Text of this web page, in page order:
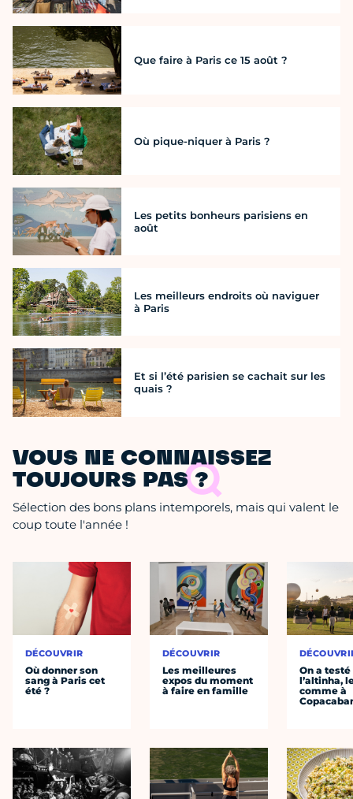
Que faire à Paris ce 15 août ?
Où pique-niquer à Paris ?
Les petits bonheurs parisiens en
août
Les meilleurs endroits où naviguer
à Paris
Et si l’été parisien se cachait sur les
quais ?
VOUS NE CONNAISSEZ
TOUJOURS PAS ?
Sélection des bons plans intemporels, mais qui valent le
coup toute l'année !
DÉCOUVRIR
Où donner son
sang à Paris cet
été ?
DÉCOUVRIR
Les meilleures
expos du moment
à faire en famille
On a testé
l’altinha,
comme à